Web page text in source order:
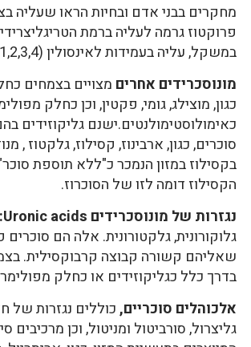
מחקרים בבני אדם ובחיות הראו שעליה
פרוקטוז גרמה לעליה ברמת
במשקל, עליה בעמידות לאינסולין (1,2,3,4,).
מונוסכרידים אחרים מצויים בצמחים
כגון, מוצילג, גומי, פקטין, וכן כחלק
כאימולוסטימולנטים.ישנם גליקוזידים
סוכרים, כגון, ארבינוז, קסילוז, גלקטוז ,
בקסילוז במזון הנמכר כ"ללא תוספת
הקסילוז דומה לזו של הסוכרוז.
נגזרות של מונוסכרידים Uronic acids:
גלוקורונית, גלקטורונית. אלה הם
שאליהם קשורה קבוצה קרבוקסילית.
בדרך כלל כגליקוזידים או כחלק
אלכוהלים סוכריים,כוללים נגזרות של
גליצרול, סורביטול ומניטול, וכן מרכיבים